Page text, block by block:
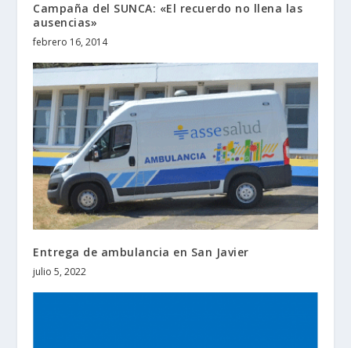
Campaña del SUNCA: «El recuerdo no llena las
ausencias»
febrero 16, 2014
Entrega de ambulancia en San Javier
julio 5, 2022